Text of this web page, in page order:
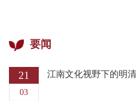
要闻
21
03
江南文化视野下的明